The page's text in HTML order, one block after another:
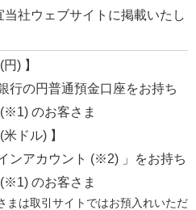
当社ウェブサイトに掲載いたし
) 】
行の円普通預金口座をお持ち
のお客さま
ドル) 】
ンアカウント (※2) 」をお持ち
のお客さま
まは取引サイトではお預入れいただ